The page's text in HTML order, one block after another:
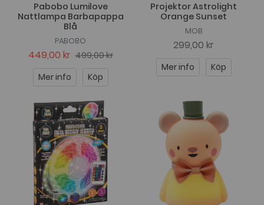
Pabobo Lumilove
Nattlampa Barbapappa
Blå
PABOBO
449,00 kr 499,00 kr
Mer info
Köp
Projektor Astrolight
Orange Sunset
MOB
299,00 kr
Mer info Köp